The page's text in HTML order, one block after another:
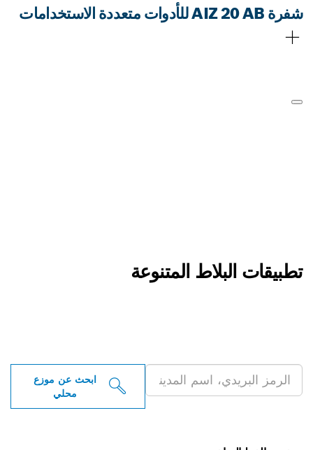
شفرة AIZ 20 AB للأدوات متعددة الاستخدامات
تطبيقات البلاط المتنوعة
ابحث عن موزع
محلي